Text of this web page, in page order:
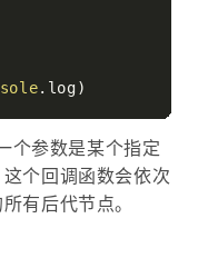
. log
个参数是某个指定
个回调函数会依次
有后代节点。